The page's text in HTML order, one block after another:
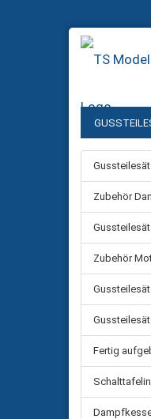
Zubehör
Zubehör
Fertig